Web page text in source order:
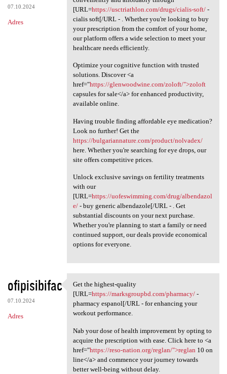
07.10.2024
Adres
[URL=https://usctriathlon.com/drugs/cialis-soft/-
cialis soft[/URL - . Whether you're looking to buy
your prescription from the comfort of your home,
our platform offers a wide selection to meet your
healthcare needs efficiently.
Optimize your cognitive function with trusted
solutions. Discover <a
href="https://glenwoodwine.com/zoloft/">zoloft
capsules for sale</a> for enhanced productivity,
available online.
Having trouble finding affordable eye medication?
Look no further! Get the
https://bulgariannature.com/product/nolvadex/
here. Whether you're searching for eye drops, our
site offers competitive prices.
Unlock exclusive savings on fertility treatments
with our
[URL=https://uofeswimming.com/drug/albendazol
e/- buy generic albendazole[/URL - . Get
substantial discounts on your next purchase.
Whether you're planning to start a family or need
continued support, our deals provide economical
options for everyone.
ofipisibifac
07.10.2024
Adres
Get the highest-quality [URL
Get the highest-quality
[URL=https://marksgroupbd.com/pharmacy/-
pharmacy espanol[/URL - for enhancing your
workout performance.
Nab your dose of health improvement by opting to
acquire the prescription with ease. Click here to <a
href="https://reso-nation.org/reglan/">reglan 10 on
line</a> and commence your journey towards
better well-being without delay.